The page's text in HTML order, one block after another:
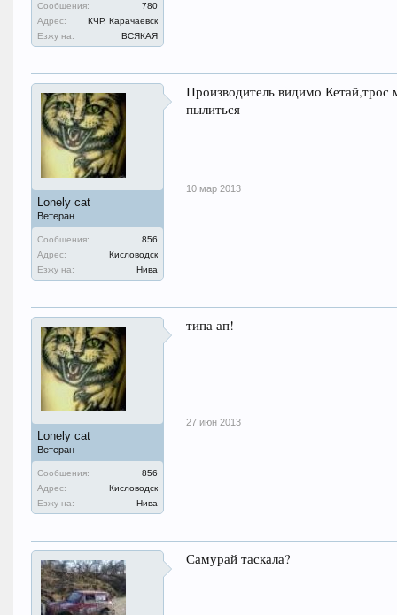
Сообщения:
780
Адрес:
КЧР. Карачаевск
Езжу на:
ВСЯКАЯ
Lonely cat
Ветеран
Сообщения:
856
Адрес:
Кисловодск
Езжу на:
Нива
Производитель видимо
пылиться
10 мар 2013
Lonely cat
Ветеран
Сообщения:
856
Адрес:
Кисловодск
Езжу на:
Нива
типа ап!
27 июн 2013
Самурай таскала?